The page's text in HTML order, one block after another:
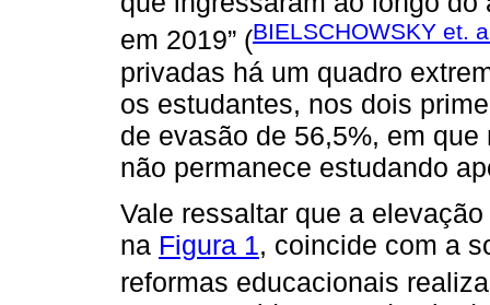
em 2019” (BIELSCHOWSKY et.
privadas há um quadro
os estudantes, nos dois
de evasão de 56,5%, em
não permanece estudando
Vale ressaltar que a
na Figura 1, coincide com a
reformas educacionais